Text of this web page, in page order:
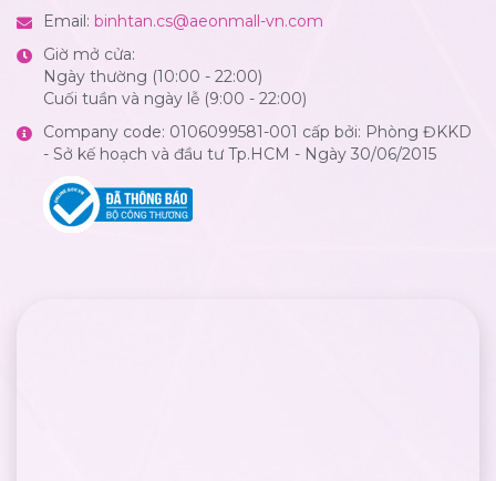
Email: binhtan.cs@aeonmall-vn.com
Giờ mở cửa:
Ngày thường (10:00 - 22:00)
Cuối tuần và ngày lễ (9:00 - 22:00)
Company code: 0106099581-001 cấp bởi: Phòng ĐKKD
- Sở kế hoạch và đầu tư Tp.HCM - Ngày 30/06/2015